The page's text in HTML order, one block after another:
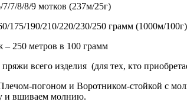
7/7/8/8/9 мотков (237м/25г)
175/190/210/220/230/250 грамм (1000м/100г)
– 250 метров в 100 грамм
всего изделия (для тех, кто
погоном и Воротником-стойкой с
и вшиваем молнию.